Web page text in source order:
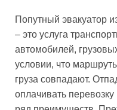
Попутный эвакуатор
– это услуга
автомобилей,
условии, что
груза совпадают.
оплачивать